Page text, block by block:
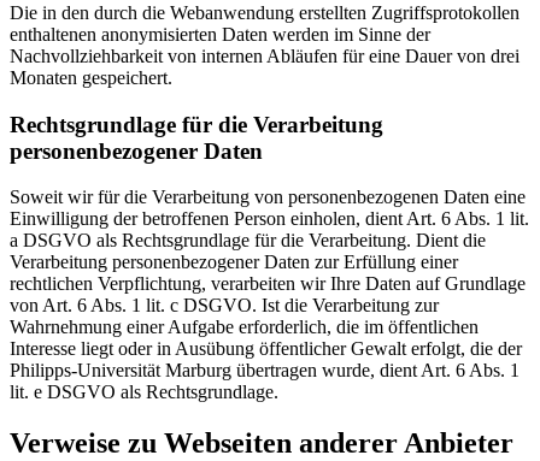
Die in den durch die Webanwendung erstellten Zugriffsprotokollen
enthaltenen anonymisierten Daten werden im Sinne der
Nachvollziehbarkeit von internen Abläufen für eine Dauer von drei
Monaten gespeichert.
Rechtsgrundlage für die Verarbeitung
personenbezogener Daten
Soweit wir für die Verarbeitung von personenbezogenen Daten eine
Einwilligung der betroffenen Person einholen, dient Art. 6 Abs. 1 lit.
a DSGVO als Rechtsgrundlage für die Verarbeitung. Dient die
Verarbeitung personenbezogener Daten zur Erfüllung einer
rechtlichen Verpflichtung, verarbeiten wir Ihre Daten auf Grundlage
von Art. 6 Abs. 1 lit. c DSGVO. Ist die Verarbeitung zur
Wahrnehmung einer Aufgabe erforderlich, die im öffentlichen
Interesse liegt oder in Ausübung öffentlicher Gewalt erfolgt, die der
Philipps-Universität Marburg übertragen wurde, dient Art. 6 Abs. 1
lit. e DSGVO als Rechtsgrundlage.
Verweise zu Webseiten anderer Anbieter